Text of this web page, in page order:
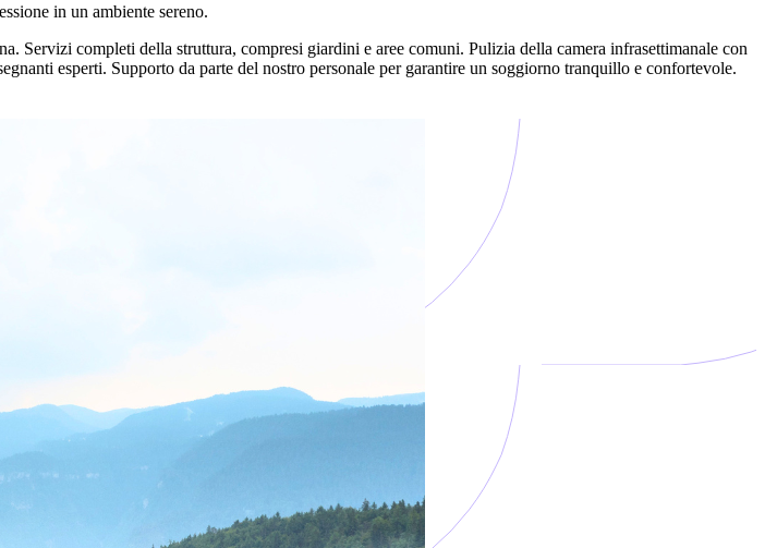
in un ambiente sereno.
Servizi completi della struttura, compresi giardini e aree comuni. Pulizia della camera infrasettimanale con
esperti. Supporto da parte del nostro personale per garantire un soggiorno tranquillo e confortevole.